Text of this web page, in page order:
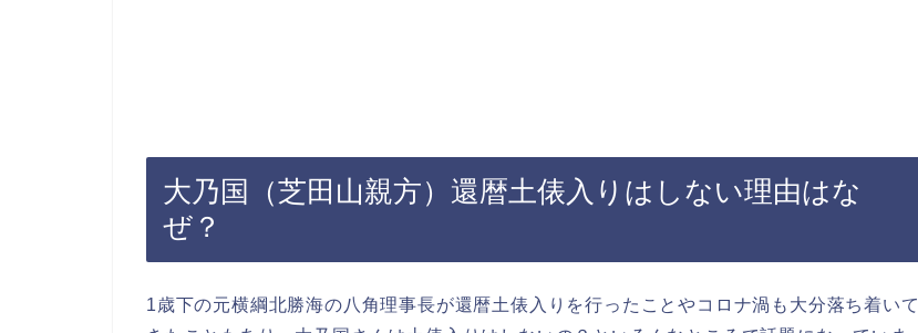
大乃国（芝田山親方）還暦土俵入りはしない理由はな
ぜ？
1歳下の元横綱北勝海の八角理事長が還暦土俵入りを行ったことやコロナ渦も大分落ち着いて